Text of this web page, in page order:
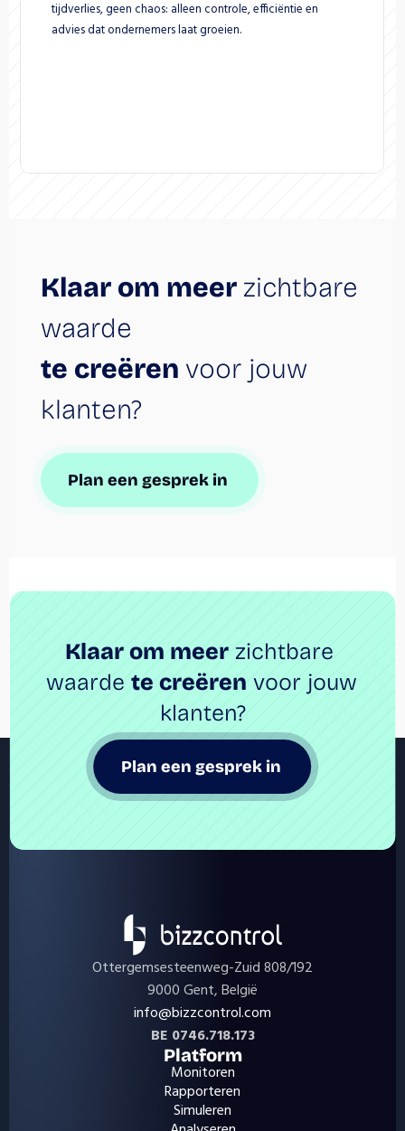
tijdverlies, geen chaos: alleen controle, efficiëntie en
advies dat ondernemers laat groeien.
Klaar om meer zichtbare
waarde
te creëren voor jouw
klanten?
Plan een gesprek in
Klaar om meer zichtbare
waarde te creëren voor jouw
klanten?
Plan een gesprek in
Ottergemsesteenweg-Zuid 808/192
9000 Gent, België
info@bizzcontrol.com
BE 0746.718.173
Platform
Monitoren
Rapporteren
Simuleren